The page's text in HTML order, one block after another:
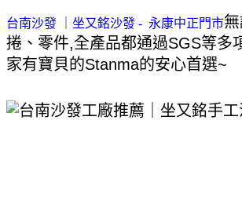
台南沙發 ｜坐又銘沙發 - 永康中正門市
捲、零件,全產品都通過SGS等多
家有寶貝的Stanma的安心首選~